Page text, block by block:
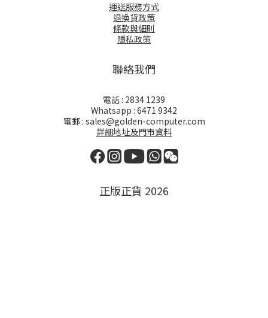
運送服務方式
退換貨政策
條款與細則
隱私政策
聯絡我們
電話 : 2834 1239
Whatsapp : 6471 9342
電郵 : sales@golden-computer.com
詳細地址及門市資料
正版正貨 2026